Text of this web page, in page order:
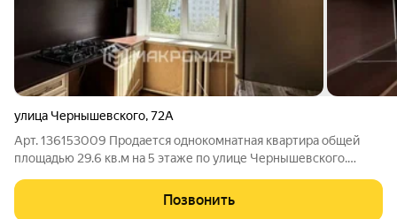
улица Чернышевского,72А
Арт. 136153009 Продается однокомнатная квартира общей
площадью 29.6 кв.м на 5 этаже по улице Чернышевского.
косметическим ремонтом, исправными коммуникациями и
отоплением, санузел совмещенный. Хорошая
Позвонить